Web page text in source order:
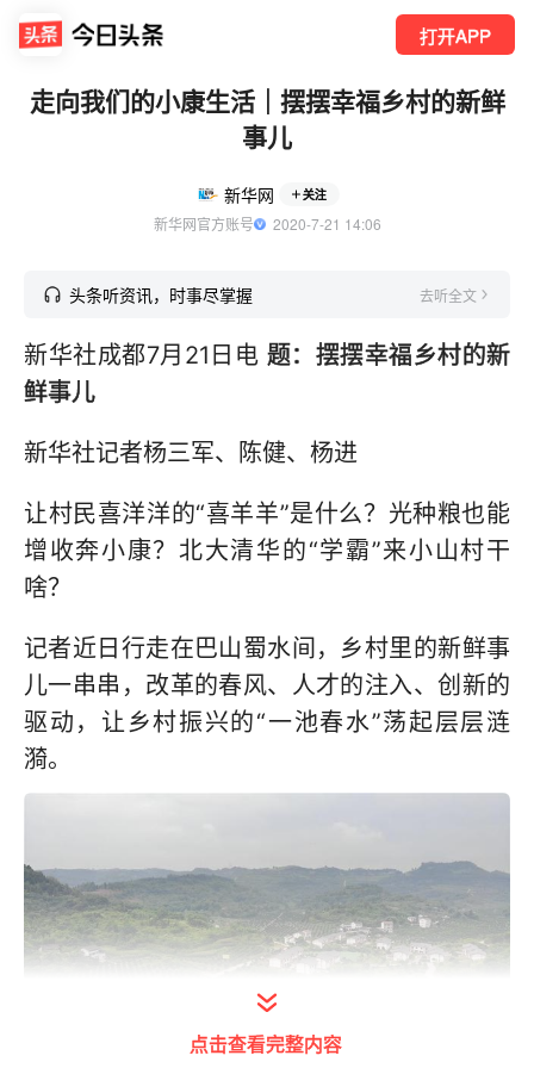
打开APP
走向我们的小康生活｜摆摆幸福乡村的新鲜
事儿
新华网 关注
新华网官方账号
  2020-7-21 14:06
头条听资讯，时事尽掌握 去听全文
新华社成都7月21日电 题：摆摆幸福乡村的新
鲜事儿
新华社记者杨三军、陈健、杨进
让村民喜洋洋的“喜羊羊”是什么？光种粮也能
增收奔小康？北大清华的“学霸”来小山村干
啥？
记者近日行走在巴山蜀水间，乡村里的新鲜事
儿一串串，改革的春风、人才的注入、创新的
驱动，让乡村振兴的“一池春水”荡起层层涟
漪。
点击查看完整内容